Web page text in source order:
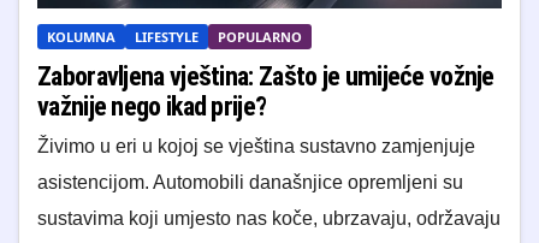
KOLUMNA LIFESTYLE POPULARNO
Zaboravljena vještina: Zašto je umijeće vožnje
važnije nego ikad prije?
Živimo u eri u kojoj se vještina sustavno zamjenjuje
asistencijom. Automobili današnjice opremljeni su
sustavima koji umjesto nas koče, ubrzavaju, održavaju